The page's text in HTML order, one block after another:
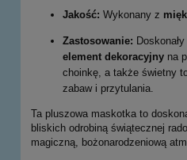
Jakość: Wykonany z
Zastosowanie: Doskonały
element dekoracyjny na
choinkę, a także świetny
zabaw i przytulania.
Ta pluszowa maskotka to
bliskich odrobiną świątecznej
magiczną, bożonarodzeniową